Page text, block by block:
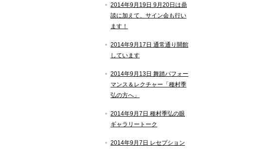
2014年9月19日 9月20日は鼎
談に加えて、サイン会も行い
ます！
2014年9月17日 通常通り開館
しています
2014年9月13日 舞踏パフォー
マンス＆レクチャー「種村季
弘の方へ」
2014年9月7日 種村季弘の眼
ギャラリートーク
2014年9月7日 レセプション